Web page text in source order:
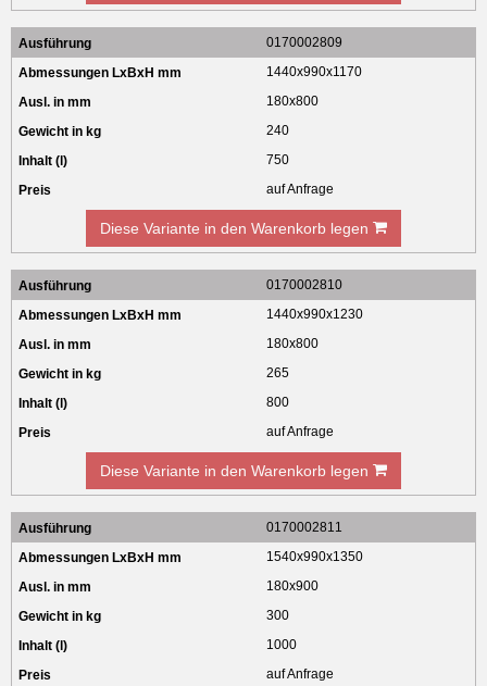
0170002809
1440x990x1170
180x800
240
750
auf Anfrage
Diese Variante in den Warenkorb legen
0170002810
1440x990x1230
180x800
265
800
auf Anfrage
Diese Variante in den Warenkorb legen
0170002811
1540x990x1350
180x900
300
1000
auf Anfrage